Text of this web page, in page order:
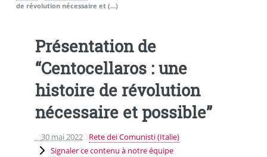
de révolution nécessaire et (…)
Présentation de
“Centocellaros : une
histoire de révolution
nécessaire et possible”
30 mai 2022
Rete dei Comunisti (Italie)
Signaler ce contenu à notre équipe